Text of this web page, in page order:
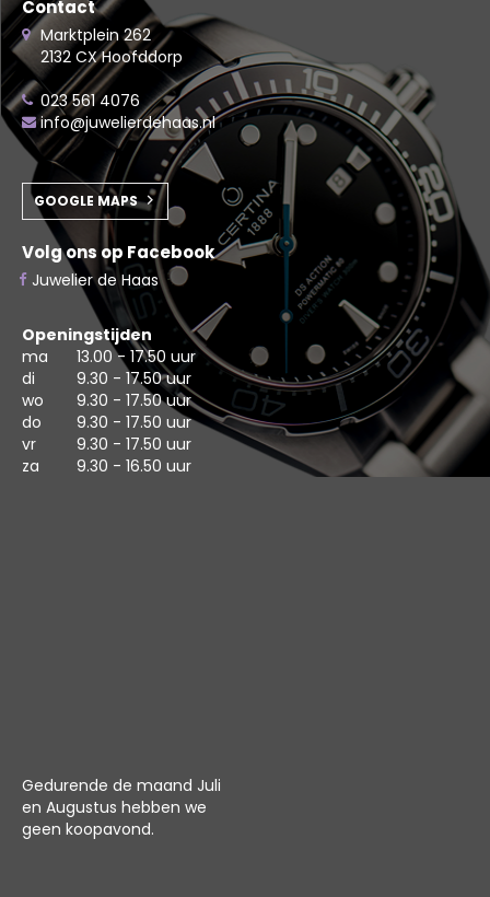
Contact
Marktplein 262
2132 CX Hoofddorp
023 561 4076
info@juwelierdehaas.nl
GOOGLE MAPS
Volg ons op Facebook
Juwelier de Haas
Openingstijden
ma
13.00 - 17.50 uur
di
9.30 - 17.50 uur
wo
9.30 - 17.50 uur
do
9.30 - 17.50 uur
vr
9.30 - 17.50 uur
za
9.30 - 16.50 uur
Gedurende de maand Juli
en Augustus hebben we
geen koopavond.